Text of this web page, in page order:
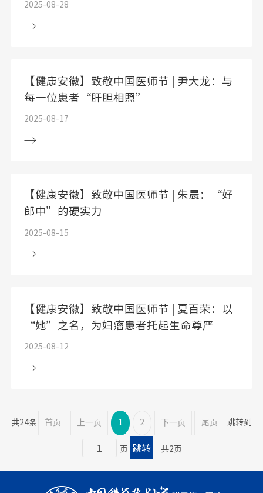
2025-08-28
【健康安徽】致敬中国医师节 | 尹大龙：与
每一位患者“肝胆相照”
2025-08-17
【健康安徽】致敬中国医师节 | 朱晨：“好
郎中”的硬实力
2025-08-15
【健康安徽】致敬中国医师节 | 夏百荣：以
“她”之名，为妇瘤患者托起生命尊严
2025-08-12
共24条 首页 上一页 1 2 下一页 尾页 跳转到
页 共2页